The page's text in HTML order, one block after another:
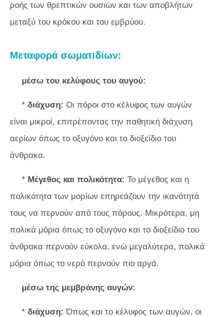
ροής των θρεπτικών ουσιών και των αποβλήτων
μεταξύ του κρόκου και του εμβρύου.
Μεταφορά σωματιδίων:
μέσω του κελύφους του αυγού:
* διάχυση: Οι πόροι στο κέλυφος των αυγών
είναι μικροί, επιτρέποντας την παθητική διάχυση
αερίων όπως το οξυγόνο και το διοξείδιο του
άνθρακα.
* Μέγεθος και πολικότητα: Το μέγεθος και η
πολικότητα των μορίων επηρεάζουν την ικανότητά
τους να περνούν από τους πόρους. Μικρότερα, μη
πολικά μόρια όπως το οξυγόνο και το διοξείδιο του
άνθρακα περνούν εύκολα, ενώ μεγαλύτερα, πολικά
μόρια όπως το νερό περνούν πιο αργά.
μέσω της μεμβράνης αυγών:
* διάχυση: Όπως και το κέλυφος των αυγών, οι